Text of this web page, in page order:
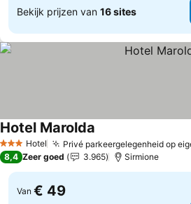
Bekijk prijzen van 16 sites
3 SterrenHotel Privé parkeergelegenheid op
Hotel Marolda
8,4 Zeer goed 3.965 Sirmione
Van € 49